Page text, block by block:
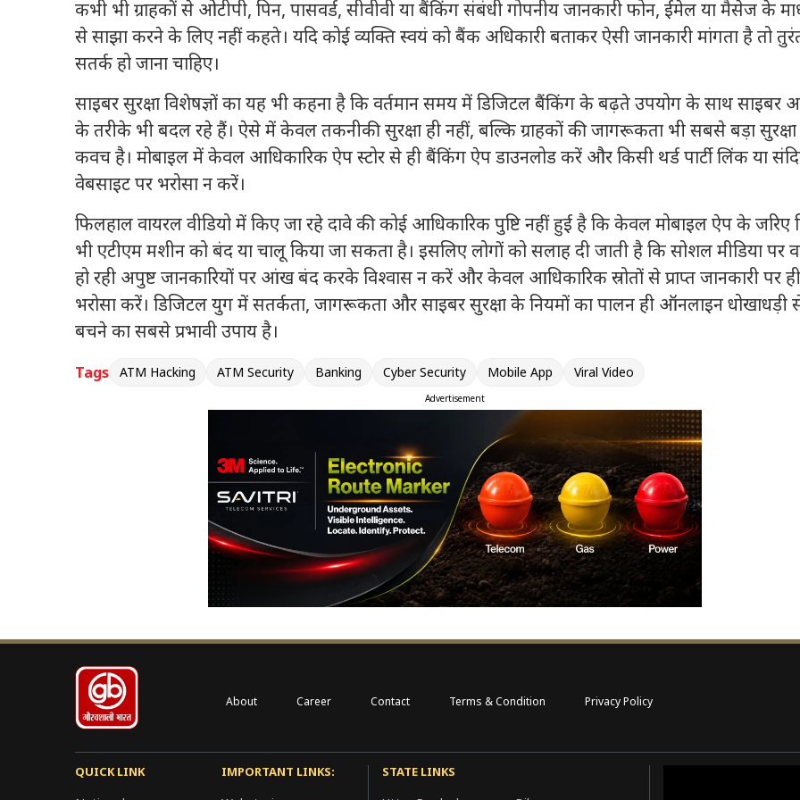
कभी भी ग्राहकों से ओटीपी, पिन, पासवर्ड, सीवीवी या बैंकिंग संबंधी गोपनीय जानकारी फोन, ईमेल या मैसेज के
से साझा करने के लिए नहीं कहते। यदि कोई व्यक्ति स्वयं को बैंक अधिकारी बताकर ऐसी जानकारी मांगता है तो
सतर्क हो जाना चाहिए।
साइबर सुरक्षा विशेषज्ञों का यह भी कहना है कि वर्तमान समय में डिजिटल बैंकिंग के बढ़ते उपयोग के साथ साइबर
के तरीके भी बदल रहे हैं। ऐसे में केवल तकनीकी सुरक्षा ही नहीं, बल्कि ग्राहकों की जागरूकता भी सबसे बड़ा सुरक्षा
कवच है। मोबाइल में केवल आधिकारिक ऐप स्टोर से ही बैंकिंग ऐप डाउनलोड करें और किसी थर्ड पार्टी लिंक या
वेबसाइट पर भरोसा न करें।
फिलहाल वायरल वीडियो में किए जा रहे दावे की कोई आधिकारिक पुष्टि नहीं हुई है कि केवल मोबाइल ऐप के जरिए
भी एटीएम मशीन को बंद या चालू किया जा सकता है। इसलिए लोगों को सलाह दी जाती है कि सोशल मीडिया पर
हो रही अपुष्ट जानकारियों पर आंख बंद करके विश्वास न करें और केवल आधिकारिक स्रोतों से प्राप्त जानकारी पर ही
भरोसा करें। डिजिटल युग में सतर्कता, जागरूकता और साइबर सुरक्षा के नियमों का पालन ही ऑनलाइन धोखाधड़ी
बचने का सबसे प्रभावी उपाय है।
Tags ATM Hacking ATM Security Banking Cyber Security Mobile App Viral Video
Advertisement
About Career Contact Terms & Condition Privacy Policy
QUICK LINK IMPORTANT LINKS: STATE LINKS